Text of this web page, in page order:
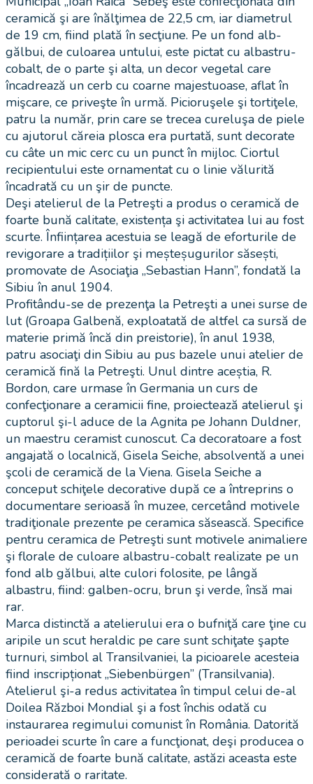
ceramică şi are înălţimea de 22,5 cm, iar diametrul
de 19 cm, fiind plată în secţiune. Pe un fond alb-
gălbui, de culoarea untului, este pictat cu albastru-
cobalt, de o parte şi alta, un decor vegetal care
încadrează un cerb cu coarne majestuoase, aflat în
mişcare, ce priveşte în urmă. Picioruşele şi tortiţele,
patru la număr, prin care se trecea cureluşa de piele
cu ajutorul căreia plosca era purtată, sunt decorate
cu câte un mic cerc cu un punct în mijloc. Ciortul
recipientului este ornamentat cu o linie vălurită
încadrată cu un şir de puncte.
Deşi atelierul de la Petreşti a produs o ceramică de
foarte bună calitate, existența şi activitatea lui au fost
scurte. Înființarea acestuia se leagă de eforturile de
revigorare a tradițiilor şi meșteșugurilor săsești,
promovate de Asociaţia „Sebastian Hann”, fondată la
Sibiu în anul 1904.
Profitându-se de prezenţa la Petreşti a unei surse de
lut (Groapa Galbenă, exploatată de altfel ca sursă de
materie primă încă din preistorie), în anul 1938,
patru asociaţi din Sibiu au pus bazele unui atelier de
ceramică fină la Petreşti. Unul dintre aceștia, R.
Bordon, care urmase în Germania un curs de
confecţionare a ceramicii fine, proiectează atelierul şi
cuptorul şi-l aduce de la Agnita pe Johann Duldner,
un maestru ceramist cunoscut. Ca decoratoare a fost
angajată o localnică, Gisela Seiche, absolventă a unei
şcoli de ceramică de la Viena. Gisela Seiche a
conceput schiţele decorative după ce a întreprins o
documentare serioasă în muzee, cercetând motivele
tradiţionale prezente pe ceramica săsească. Specifice
pentru ceramica de Petreşti sunt motivele animaliere
şi florale de culoare albastru-cobalt realizate pe un
fond alb gălbui, alte culori folosite, pe lângă
albastru, fiind: galben-ocru, brun şi verde, însă mai
rar.
Marca distinctă a atelierului era o bufniţă care ţine cu
aripile un scut heraldic pe care sunt schiţate şapte
turnuri, simbol al Transilvaniei, la picioarele acesteia
fiind inscripționat „Siebenbürgen” (Transilvania).
Atelierul şi-a redus activitatea în timpul celui de-al
Doilea Război Mondial şi a fost închis odată cu
instaurarea regimului comunist în România. Datorită
perioadei scurte în care a funcţionat, deşi producea o
ceramică de foarte bună calitate, astăzi aceasta este
considerată o raritate.